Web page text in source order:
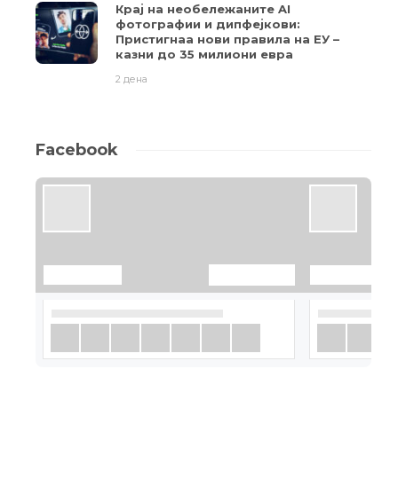
Крај на необележаните AI
фотографии и дипфејкови:
Пристигнаа нови правила на ЕУ –
казни до 35 милиони евра
2 дена
Facebook